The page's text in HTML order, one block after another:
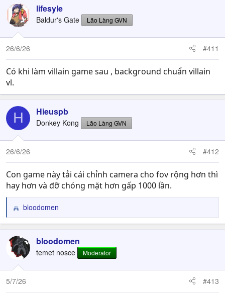
lifesyle
Baldur's Gate Lão Làng GVN
26/6/26 #411
Có khi làm villain game sau , background chuẩn villain
vl.
H Hieuspb
Donkey Kong Lão Làng GVN
26/6/26 #412
Con game này tải cái chỉnh camera cho fov rộng hơn thì
hay hơn và đỡ chóng mặt hơn gấp 1000 lần.
R
e
c
t
o
n
s
bloodomen
bloodomen
temet nosce Moderator
5/7/26 #413